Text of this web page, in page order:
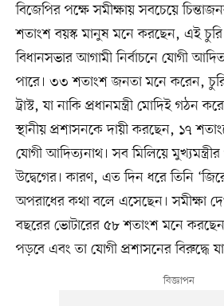
বিজেপির পক্ষে সমীক্ষায় সবচেয়ে
শতাংশ বয়স্ক মানুষ মনে করছেন, এই চুরি
বিধানসভার আগামী নির্বাচনে যোগী
পারে। ৩৩ শতাংশ জনতা মনে করেন,
ট্রাস্ট, যা নাকি প্রধানমন্ত্রী মোদিই গঠন
স্থানীয় প্রশাসনকে দায়ী করছেন, ১৭
যোগী আদিত্যনাথ। সব মিলিয়ে মুখ্যমন্ত্রীর
উদ্বেগের। কারণ, এত দিন ধরে তিনি
অপরাধের কথা বলে এসেছেন। সমীক্ষা
বছরের ভোটারের ৫৮ শতাংশ মনে
পড়বে এবং তা যোগী প্রশাসনের বিরুদ্ধে